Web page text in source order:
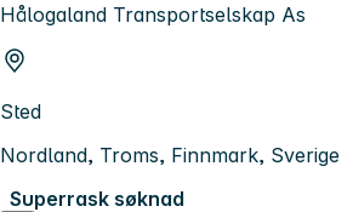
Hålogaland Transportselskap As
Sted
Nordland, Troms, Finnmark, Sverige
Superrask søknad